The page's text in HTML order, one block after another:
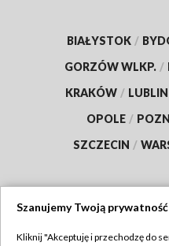
BIAŁYSTOK /
GORZÓW WLKP. /
KRAKÓW / LUBLIN
OPOLE /
SZCZECIN /
Szanujemy Twoją prywatność
Kliknij "Akceptuję i przechodzę do